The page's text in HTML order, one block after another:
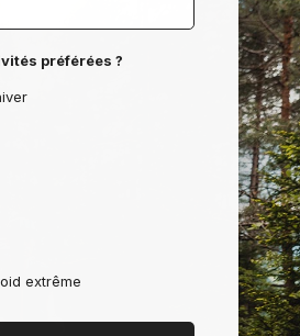
préférées ?
extrême